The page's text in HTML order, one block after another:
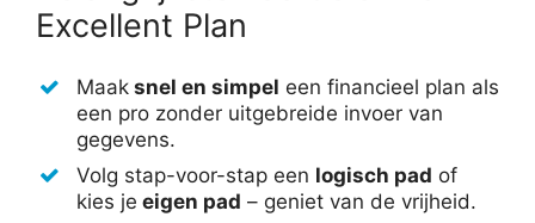
Excellent Plan
Maak snel en simpel een financieel plan als
een pro zonder uitgebreide invoer van
gegevens.
Volg stap-voor-stap een logisch pad of
kies je eigen pad – geniet van de vrijheid.